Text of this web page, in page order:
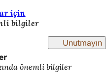
için
bilgiler
Unutmayın
önemli bilgiler